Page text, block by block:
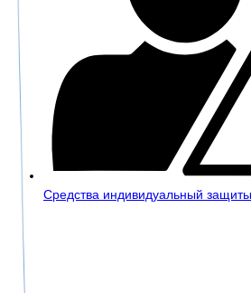
Средства индивидуальный защиты